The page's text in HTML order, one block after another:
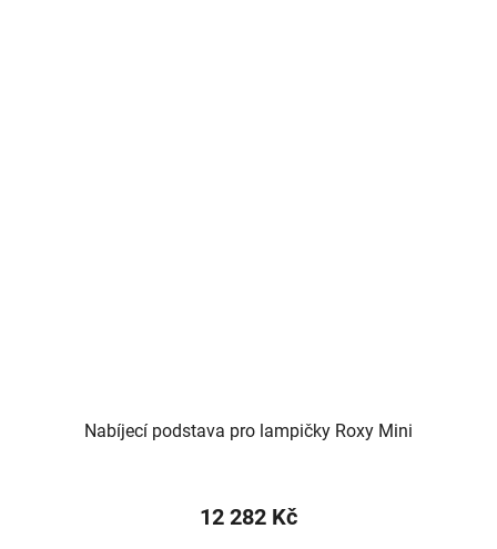
Nabíjecí podstava pro lampičky Roxy Mini
12 282 Kč